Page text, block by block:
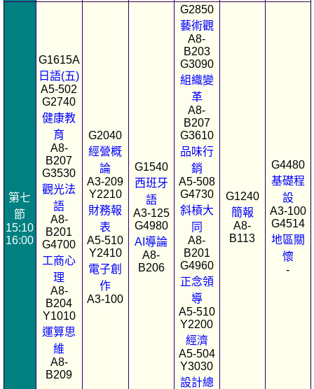
第七
節
15:10
16:00
G1615A
日語(五)
A5-502
G2740
健康教
育
A8-
B207
G3530
觀光法
語
A8-
B201
G4700
工商心
理
A8-
B204
Y1010
運算思
維
A8-
B209
G2040
經營概
論
A3-209
Y2210
財務報
表
A5-510
Y2410
電子創
作
A3-100
G1540
西班牙
語
A3-125
G4980
AI導論
A8-
B206
G2850
藝術觀
A8-
B203
G3090
組織變
革
A8-
B207
G3610
品味行
銷
A5-508
G4730
斜槓大
同
A8-
B201
G4960
正念領
導
A5-510
Y2200
經濟
A5-504
Y3030
設計總
G1240
簡報
A8-
B113
G4480
基礎程
設
A3-100
G4514
地區關
懷
-